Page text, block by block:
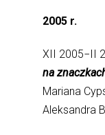
2005 r.
XII 2005−II
na
Mariana
Aleksandra